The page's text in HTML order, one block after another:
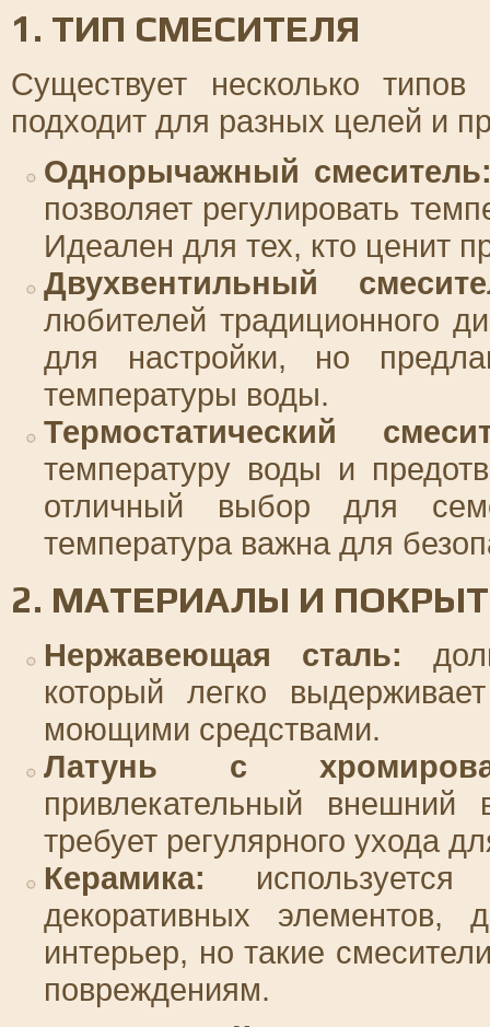
1. ТИП СМЕСИТЕЛЯ
Существует несколько
подходит для разных целей и
Однорычажный
позволяет регулировать
Идеален для тех, кто ценит
Двухвентильный
любителей традиционного
для настройки, но
температуры воды.
Термостатический
температуру воды и
отличный выбор для
температура важна для
2. МАТЕРИАЛЫ И
Нержавеющая сталь:
который легко
моющими средствами.
Латунь с
привлекательный
требует регулярного ухода
Керамика:
декоративных элементов,
интерьер, но такие
повреждениям.